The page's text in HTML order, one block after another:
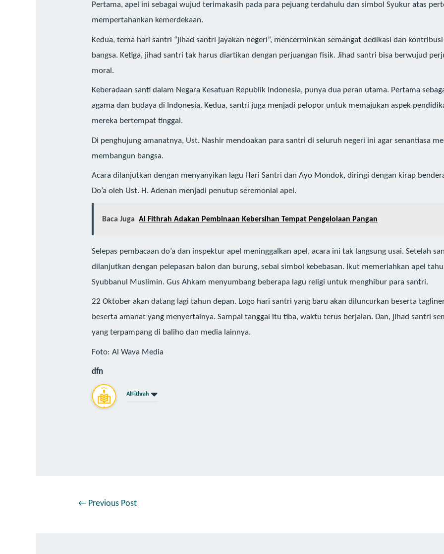
Pertama, apel ini sebagai wujud terimakasih pada para pejuang terdahulu dan simbol Syukur atas
mempertahankan kemerdekaan.
Kedua, tema hari santri “jihad santri jayakan negeri”, mencerminkan semangat dedikasi dan
bangsa. Ketiga, jihad santri tak harus diartikan dengan perjuangan fisik. Jihad santri bisa berwujud
moral.
Keberadaan santi dalam Negara Kesatuan Republik Indonesia, punya dua peran utama. Pertama
agama dan budaya di Indonesia. Kedua, santri juga menjadi pelopor untuk memajukan aspek
mereka bertempat tinggal.
Di penghujung amanatnya, Ust. Nashir mendoakan para santri di seluruh negeri ini agar senantiasa
membangun bangsa.
Acara dilanjutkan dengan menyanyikan lagu Hari Santri dan Ayo Mondok, diringi dengan kirap
Do’a oleh Ust. H. Adenan menjadi penutup seremonial apel.
Baca Juga Al Fithrah Adakan Pembinaan Kebersihan Tempat Pengelolaan Pangan
Selepas pembacaan do’a dan inspektur apel meninggalkan apel, acara ini tak langsung usai. Setelah
dilanjutkan dengan pelepasan balon dan burung, sebai simbol kebebasan. Ikut memeriahkan apel
Syubbanul Muslimin. Gus Ahkam menyumbang beberapa lagu religi untuk menghibur para santri.
22 Oktober akan datang lagi tahun depan. Logo hari santri yang baru akan diluncurkan beserta
beserta amanat yang menyertainya. Sampai tanggal itu tiba, waktu terus berjalan. Dan, jihad santri
yang terpampang di baliho dan media lainnya.
Foto: Al Wava Media
dfn
AlFithrah
←Previous Post